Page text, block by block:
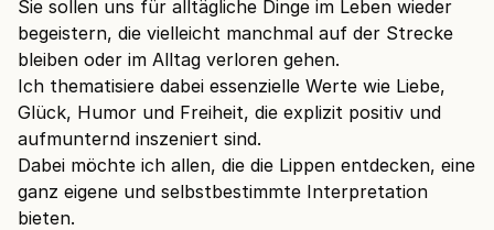
Sie sollen uns für alltägliche Dinge im Leben wieder
begeistern, die vielleicht manchmal auf der Strecke
bleiben oder im Alltag verloren gehen.
Ich thematisiere dabei essenzielle Werte wie Liebe,
Glück, Humor und Freiheit, die explizit positiv und
aufmunternd inszeniert sind.
Dabei möchte ich allen, die die Lippen entdecken, eine
ganz eigene und selbstbestimmte Interpretation
bieten.